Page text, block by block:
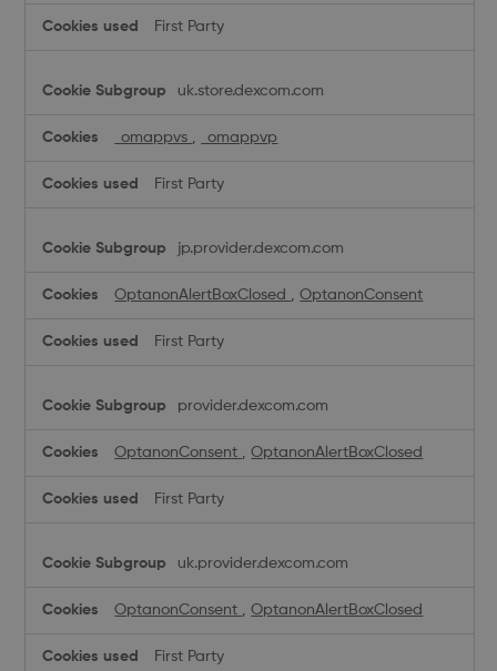
First Party
uk.store.dexcom.com
_omappvs _omappvp
First Party
jp.provider.dexcom.com
OptanonAlertBoxClosed ,OptanonConsent
First Party
provider.dexcom.com
OptanonConsent ,OptanonAlertBoxClosed
First Party
uk.provider.dexcom.com
OptanonConsent ,OptanonAlertBoxClosed
First Party